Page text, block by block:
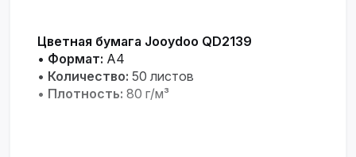
Цветная бумага Jooydoo QD2139
• Формат: А4
• Количество: 50 листов
• Плотность: 80 г/м³